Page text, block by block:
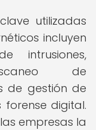
utilizadas
incluyen
intrusiones,
de
de gestión de
digital.
empresas la